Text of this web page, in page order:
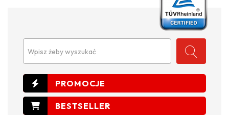
Wpisz żeby wyszukać